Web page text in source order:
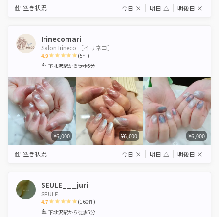
空き状況 今日 × 明日 △ 明後日 ×
Irinecomari
Salon Irineco ［イリネコ］
4.9
1 2 3 4 5
(5件)
下北沢駅から徒歩3分
¥6,000 ¥6,000 ¥6,000
空き状況 今日 × 明日 △ 明後日 ×
SEULE___juri
SEULE.
4.7
1 2 3 4 5
(160件)
下北沢駅から徒歩5分